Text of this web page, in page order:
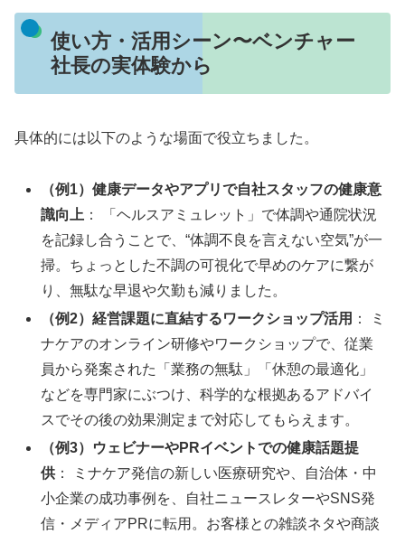
使い方・活用シーン〜ベンチャー
社長の実体験から
具体的には以下のような場面で役立ちました。
（例1）健康データやアプリで自社スタッフの健康意
識向上 ： 「ヘルスアミュレット」で体調や通院状況
を記録し合うことで、“体調不良を言えない空気”が一
掃。ちょっとした不調の可視化で早めのケアに繋が
り、無駄な早退や欠勤も減りました。
（例2）経営課題に直結するワークショップ活用 ： ミ
ナケアのオンライン研修やワークショップで、従業
員から発案された「業務の無駄」「休憩の最適化」
などを専門家にぶつけ、科学的な根拠あるアドバイ
スでその後の効果測定まで対応してもらえます。
（例3）ウェビナーやPRイベントでの健康話題提
供 ： ミナケア発信の新しい医療研究や、自治体・中
小企業の成功事例を、自社ニュースレターやSNS発
信・メディアPRに転用。お客様との雑談ネタや商談